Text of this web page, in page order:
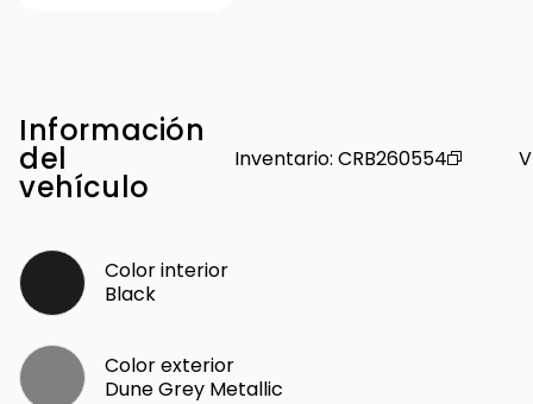
Información
del
vehículo
Inventario: CRB260554
Color interior
Black
Color exterior
Dune Grey Metallic